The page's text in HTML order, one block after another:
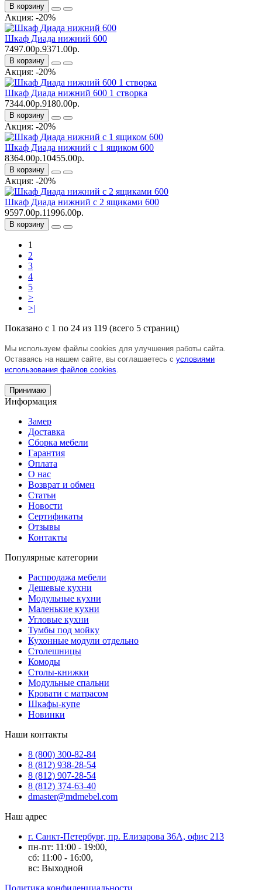
В корзину
Акция: -20%
Шкаф Диада нижний 600
7497.00р.9371.00р.
В корзину
Акция: -20%
Шкаф Диада нижний 600 1 створка
7344.00р.9180.00р.
В корзину
Акция: -20%
Шкаф Диада нижний с 1 ящиком 600
8364.00р.10455.00р.
В корзину
Акция: -20%
Шкаф Диада нижний с 2 ящиками 600
9597.00р.11996.00р.
В корзину
1
2
3
4
5
>
>|
Показано с 1 по 24 из 119 (всего 5 страниц)
Мы используем файлы cookies для улучшения работы сайта.
Оставаясь на нашем сайте, вы соглашаетесь с условиями
использования файлов cookies
Принимаю
Информация
Замер
Доставка
Сборка мебели
Гарантия
Оплата
О нас
Возврат и обмен
Статьи
Новости
Сертификаты
Отзывы
Контакты
Популярные категории
Распродажа мебели
Дешевые кухни
Модульные кухни
Маленькие кухни
Угловые кухни
Тумбы под мойку
Кухонные модули отдельно
Столешницы
Комоды
Столы-книжки
Модульные спальни
Кровати с матрасом
Шкафы-купе
Новинки
Наши контакты
8 (800) 300-82-84
8 (812) 938-28-54
8 (812) 907-28-54
8 (812) 374-63-40
dmaster@mdmebel.com
Наш адрес
г. Санкт-Петербург, пр. Елизарова 36А, офис 213
пн-пт: 11:00 - 19:00,
сб: 11:00 - 16:00,
вс: Выходной
Политика конфиденциальности